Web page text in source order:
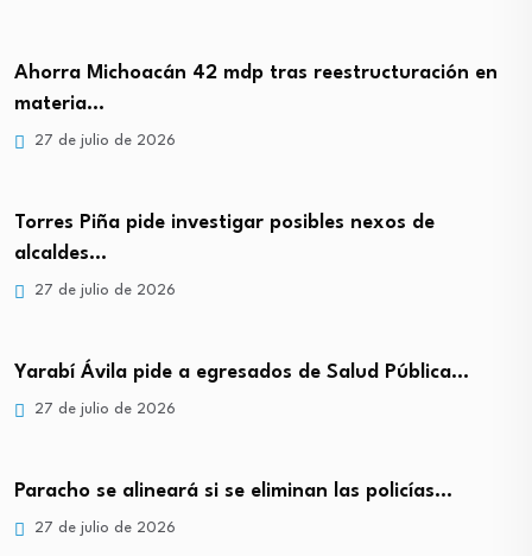
Ahorra Michoacán 42 mdp tras reestructuración en
materia…
27 de julio de 2026
Torres Piña pide investigar posibles nexos de
alcaldes…
27 de julio de 2026
Yarabí Ávila pide a egresados de Salud Pública…
27 de julio de 2026
Paracho se alineará si se eliminan las policías…
27 de julio de 2026